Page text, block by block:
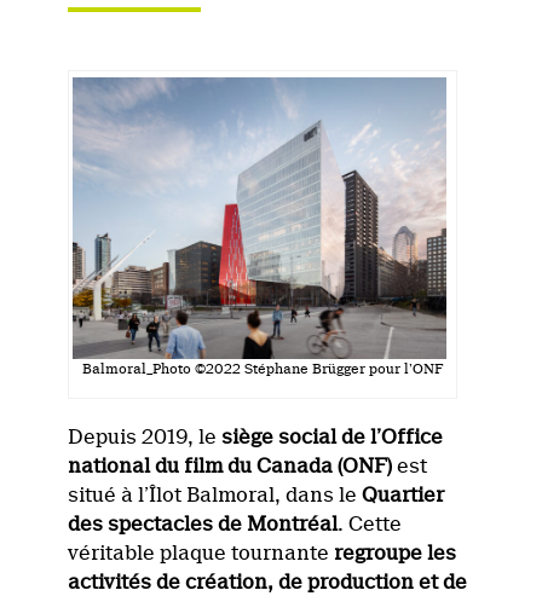
Balmoral_Photo ©2022 Stéphane Brügger pour l’ONF
Depuis 2019, lesiège social de l’Office
national du film du Canada (ONF)est
situé à l’Îlot Balmoral, dans leQuartier
des spectacles de Montréal. Cette
véritable plaque tournante regroupe les
activités de création, de production et de